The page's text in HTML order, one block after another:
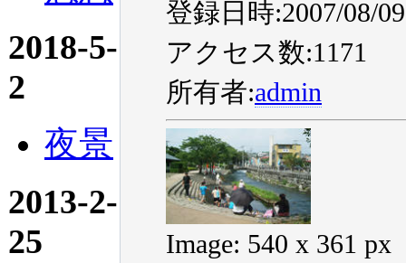
2018-5-
2
夜景
2013-2-
25
登録日時:2007/08/
アクセス数:1171
所有者:admin
Image: 540 x 361 px